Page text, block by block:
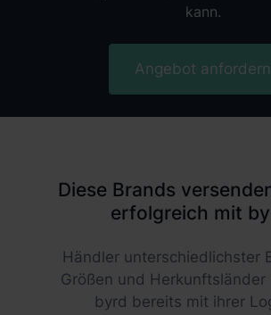
kann.
Angebot anfordern
Diese Brands
erfolgreich mit
Händler unterschiedlichster
Größen und Herkunftsländer
byrd bereits mit ihrer